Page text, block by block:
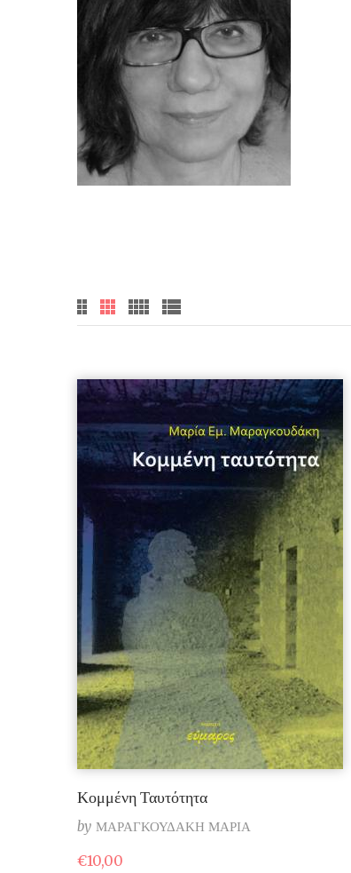
Κομμένη Ταυτότητα
by ΜΑΡΑΓΚΟΥΔΑΚΗ ΜΑΡΙΑ
€10,00